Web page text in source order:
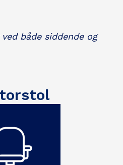
både siddende og